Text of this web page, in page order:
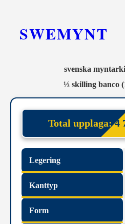
SWEMYNT
svenska
⅓ skilling banco
Total upplaga: 4
Legering
Kanttyp
Form